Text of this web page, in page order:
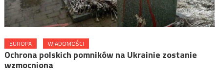
EUROPA WIADOMOŚCI
Ochrona polskich pomników na Ukrainie zostanie
wzmocniona